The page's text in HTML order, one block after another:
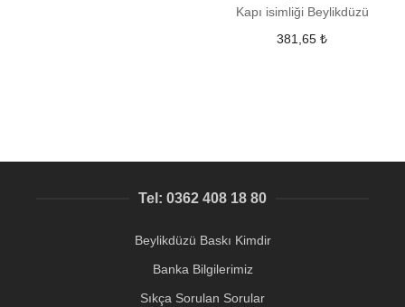
Kapı isimliği Beylikdüzü
381,65₺
Tel: 0362 408 18 80
Beylikdüzü Baskı Kimdir
Banka Bilgilerimiz
Sıkça Sorulan Sorular